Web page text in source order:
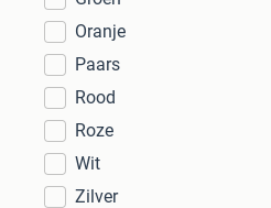
Oranje
Paars
Rood
Roze
Wit
Zilver